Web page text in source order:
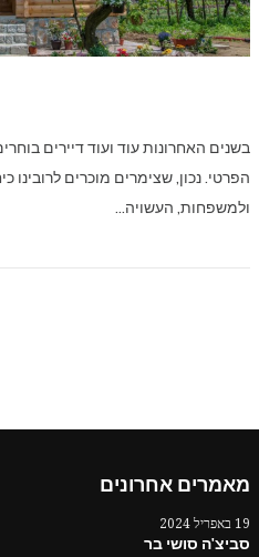
בשנים האחרונות עוד ועוד דיירים
הפרטי. נכון, שצימרים מוכרים לרובינו
ולמשפחות, העשויה…
מאמרים אחרונים
19 באפריל 2024
סביצ'ה סושי בר